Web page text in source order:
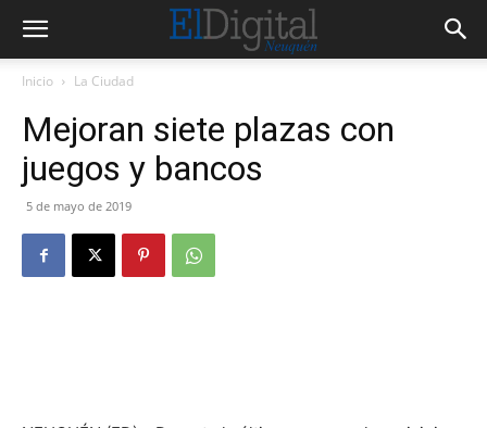
Inicio La Ciudad
Mejoran siete plazas con
juegos y bancos
5 de mayo de 2019